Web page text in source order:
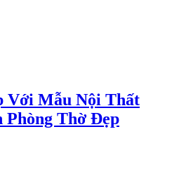
Với Mẫu Nội Thất
Phòng Thờ Đẹp